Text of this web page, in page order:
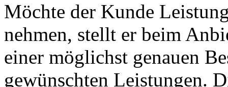
Möchte der Kunde
nehmen, stellt er beim
einer möglichst genauen
gewünschten Leistungen.